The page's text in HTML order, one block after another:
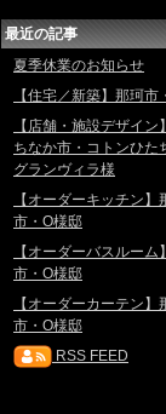
最近の記事
夏季休業のお知らせ
【住宅／新築】那珂市
【店舗・施設デザイン
ちなか市・コトンひた
グランヴィラ様
【オーダーキッチン】
市・O様邸
【オーダーバスルーム
市・O様邸
【オーダーカーテン】
市・O様邸
RSS FEED